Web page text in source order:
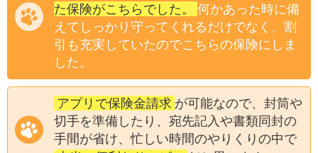
た保険がこちらでした。
何かあった時に備
えてしっかり守ってくれるだけでなく、割
引も充実していたのでこちらの保険にしま
した。
アプリで保険金請求 が可能なので、封筒や
切手を準備したり、宛先記入や書類同封の
手間が省け、忙しい時間のやりくりの中で